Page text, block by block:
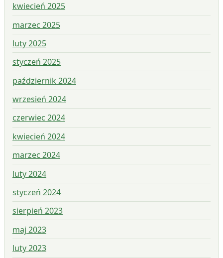
kwiecień 2025
marzec 2025
luty 2025
styczeń 2025
październik 2024
wrzesień 2024
czerwiec 2024
kwiecień 2024
marzec 2024
luty 2024
styczeń 2024
sierpień 2023
maj 2023
luty 2023